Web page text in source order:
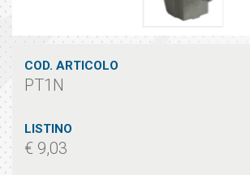
COD. ARTICOLO
PT1N
LISTINO
€ 9,03